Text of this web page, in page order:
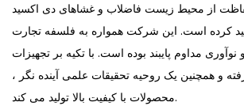
از محیط زیست فاضلاب و غشاهای دی اکسید
تولید کرده است. این شرکت همواره به فلسفه تجارت
مداوم پایبند بوده است. با تکیه بر تجهیزات
و همچنین یک روحیه تحقیقات علمی آینده نگر ،
محصولات با کیفیت بالا تولید می کند.